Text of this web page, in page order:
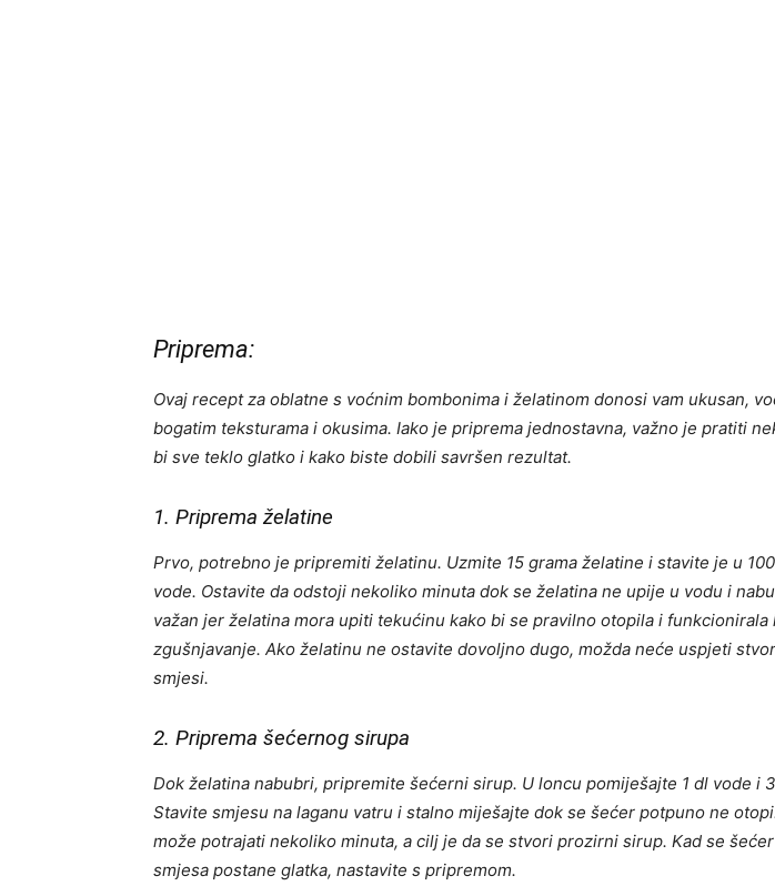
Priprema:
Ovaj recept za oblatne s voćnim bombonima i želatinom donosi vam ukusan,
bogatim teksturama i okusima. Iako je priprema jednostavna, važno je pratiti
bi sve teklo glatko i kako biste dobili savršen rezultat.
1. Priprema želatine
Prvo, potrebno je pripremiti želatinu. Uzmite 15 grama želatine i stavite je u
vode. Ostavite da odstoji nekoliko minuta dok se želatina ne upije u vodu i
važan jer želatina mora upiti tekućinu kako bi se pravilno otopila i funkcionirala
zgušnjavanje. Ako želatinu ne ostavite dovoljno dugo, možda neće uspjeti
smjesi.
2. Priprema šećernog sirupa
Dok želatina nabubri, pripremite šećerni sirup. U loncu pomiješajte 1 dl vode i
Stavite smjesu na laganu vatru i stalno miješajte dok se šećer potpuno ne
može potrajati nekoliko minuta, a cilj je da se stvori prozirni sirup. Kad se
smjesa postane glatka, nastavite s pripremom.